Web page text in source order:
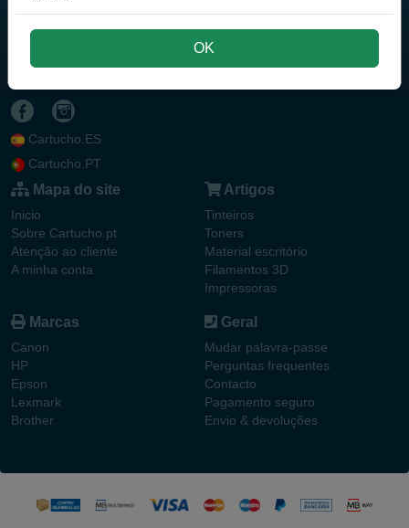
Cartucho.ES
Cartucho.PT
Mapa do site
Inicio
Sobre Cartucho.pt
Atenção ao cliente
A minha conta
Artigos
Tinteiros
Toners
Material escritório
Filamentos 3D
Impressoras
Marcas
Canon
HP
Epson
Lexmark
Brother
Geral
Mudar palavra-passe
Perguntas frequentes
Contacto
Pagamento seguro
Envio & devoluções
OK